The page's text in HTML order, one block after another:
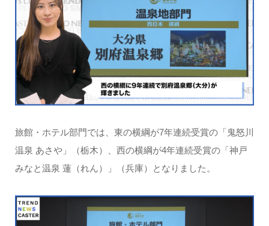
旅館・ホテル部門では、東の横綱が7年連続受賞の「鬼怒川
温泉 あさや」（栃木）、西の横綱が4年連続受賞の「神戸
みなと温泉 蓮（れん）」（兵庫）となりました。